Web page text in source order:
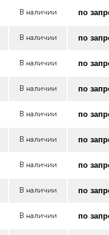
В наличии по
В наличии по
В наличии по
В наличии по
В наличии по
В наличии по
В наличии по
В наличии по
В наличии по